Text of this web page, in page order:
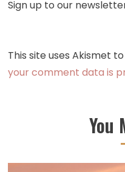
Sign up to our
This site uses Akismet
your comment data is
You